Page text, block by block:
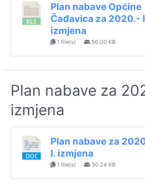
Plan nabave Općine
Čađavica za 2020.-
izmjena
1 file(s) 56.00 KB
Plan nabave za
izmjena
Plan nabave za
I. izmjena
1 file(s) 30.24 KB